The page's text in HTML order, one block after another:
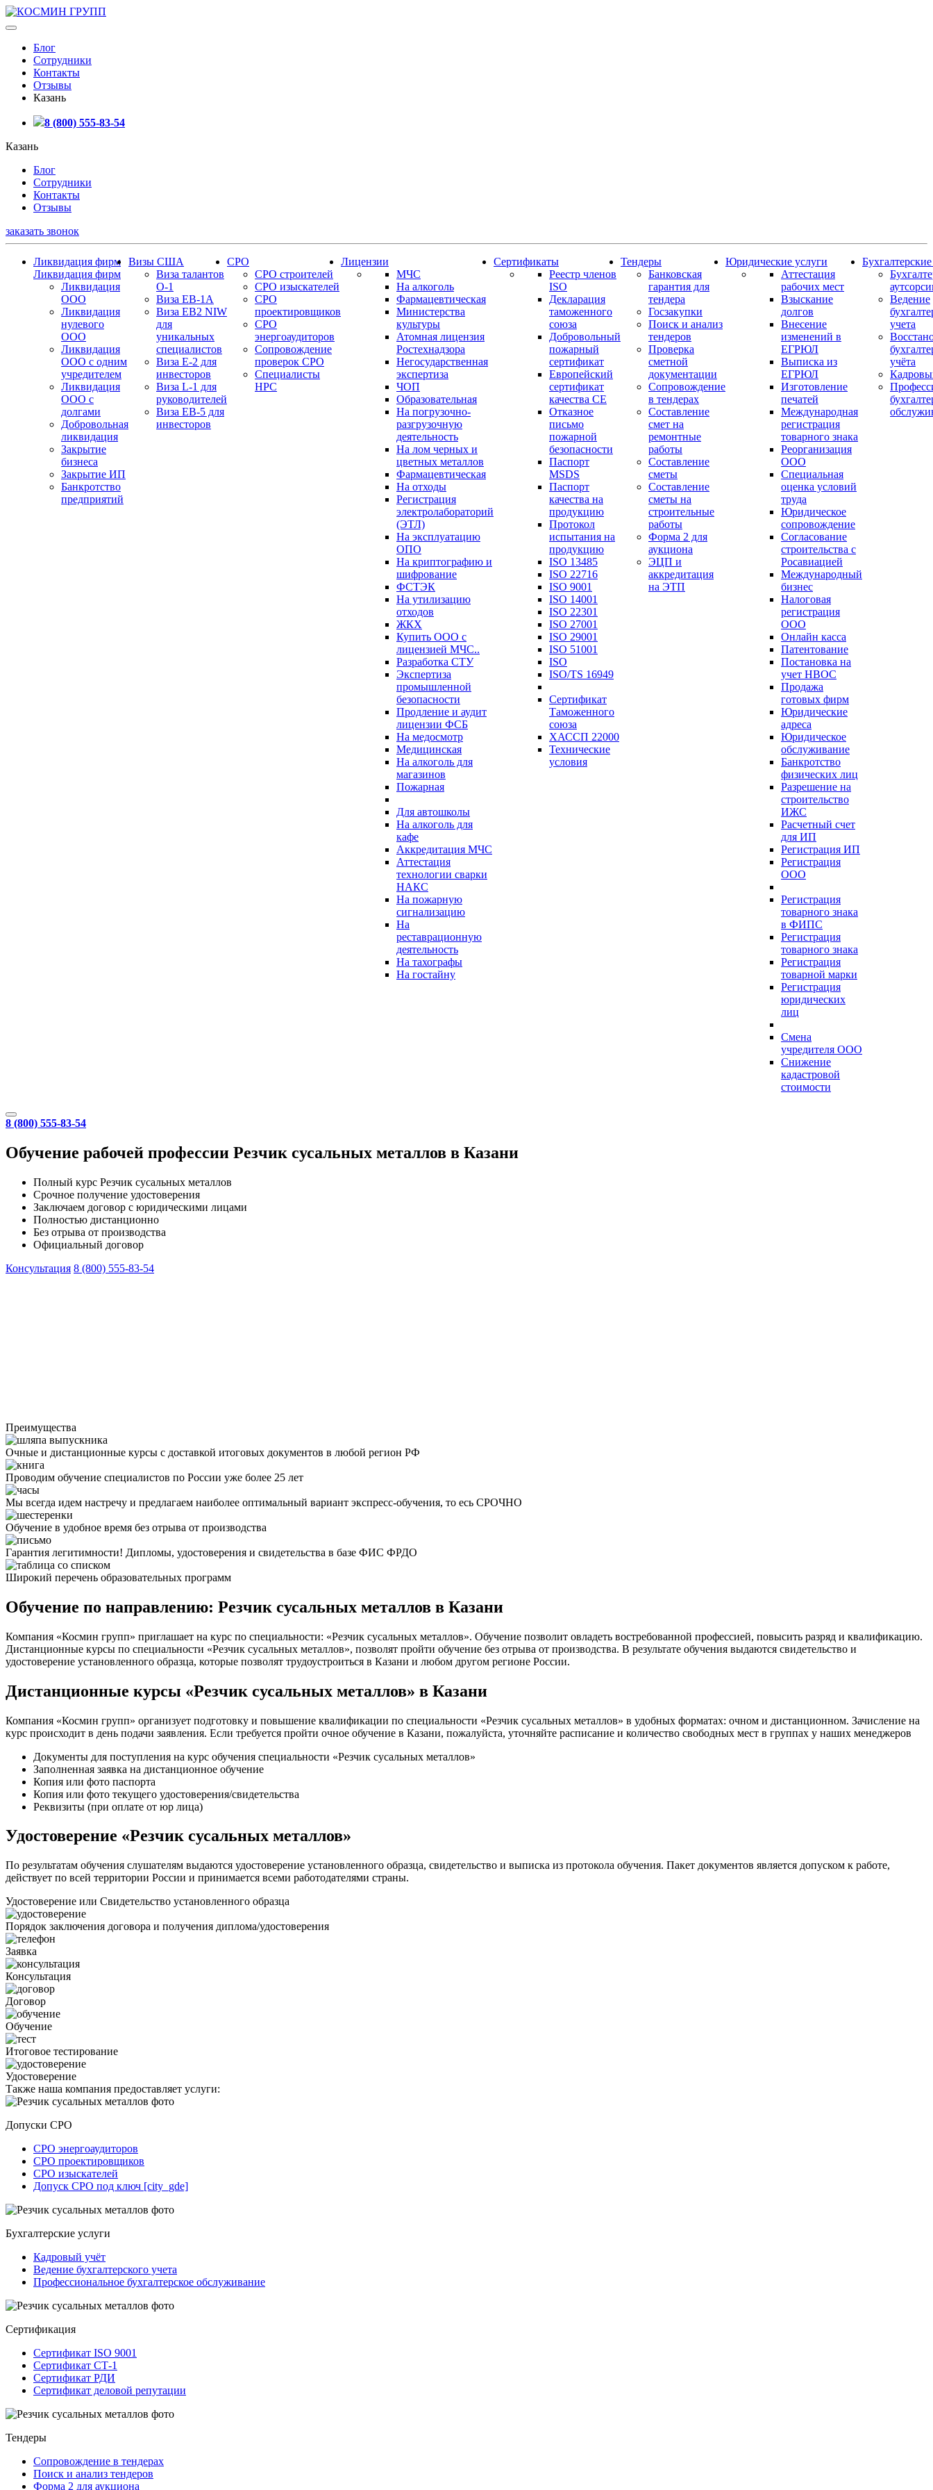
Блог
Сотрудники
Контакты
Отзывы
Казань
8 (800) 555-83-54
Казань
Блог
Сотрудники
Контакты
Отзывы
заказать звонок
Ликвидация фирм
Ликвидация фирм
Ликвидация
ООО
Ликвидация
нулевого
ООО
Ликвидация
ООО с одним
учредителем
Ликвидация
ООО с
долгами
Добровольная
ликвидация
Закрытие
бизнеса
Закрытие ИП
Банкротство
предприятий
Визы США
Виза талантов
О-1
Виза EB-1A
Виза EB2 NIW
для
уникальных
специалистов
Виза E-2 для
инвесторов
Виза L-1 для
руководителей
Виза EB-5 для
инвесторов
СРО
СРО строителей
СРО изыскателей
СРО
проектировщиков
СРО
энергоаудиторов
Сопровождение
проверок СРО
Специалисты
НРС
Лицензии
МЧС
На алкоголь
Фармацевтическая
Министерства
культуры
Атомная лицензия
Ростехнадзора
Негосударственная
экспертиза
ЧОП
Образовательная
На погрузочно-
разгрузочную
деятельность
На лом черных и
цветных металлов
Фармацевтическая
На отходы
Регистрация
электролабораторий
(ЭТЛ)
На эксплуатацию
ОПО
На криптографию и
шифрование
ФСТЭК
На утилизацию
отходов
ЖКХ
Купить ООО с
лицензией МЧС..
Разработка СТУ
Экспертиза
промышленной
безопасности
Продление и аудит
лицензии ФСБ
На медосмотр
Медицинская
На алкоголь для
магазинов
Пожарная
Для автошколы
На алкоголь для
кафе
Аккредитация МЧС
Аттестация
технологии сварки
НАКС
На пожарную
сигнализацию
На
реставрационную
деятельность
На тахографы
На гостайну
Сертификаты
Реестр членов
ISO
Декларация
таможенного
союза
Добровольный
пожарный
сертификат
Европейский
сертификат
качества СЕ
Отказное
письмо
пожарной
безопасности
Паспорт
МSDS
Паспорт
качества на
продукцию
Протокол
испытания на
продукцию
ISO 13485
ISO 22716
ISO 9001
ISO 14001
ISO 22301
ISO 27001
ISO 29001
ISO 51001
ISO
ISO/TS 16949
Сертификат
Таможенного
союза
ХАССП 22000
Технические
условия
Тендеры
Банковская
гарантия для
тендера
Госзакупки
Поиск и анализ
тендеров
Проверка
сметной
документации
Сопровождение
в тендерах
Составление
смет на
ремонтные
работы
Составление
сметы
Составление
сметы на
строительные
работы
Форма 2 для
аукциона
ЭЦП и
аккредитация
на ЭТП
Юридические услуги
Аттестация
рабочих мест
Взыскание
долгов
Внесение
изменений в
ЕГРЮЛ
Выписка из
ЕГРЮЛ
Изготовление
печатей
Международная
регистрация
товарного знака
Реорганизация
ООО
Специальная
оценка условий
труда
Юридическое
сопровождение
Согласование
строительства с
Росавиацией
Международный
бизнес
Налоговая
регистрация
ООО
Онлайн касса
Патентование
Постановка на
учет НВОС
Продажа
готовых фирм
Юридические
адреса
Юридическое
обслуживание
Банкротство
физических лиц
Разрешение на
строительство
ИЖС
Расчетный счет
для ИП
Регистрация ИП
Регистрация
ООО
Регистрация
товарного знака
в ФИПС
Регистрация
товарного знака
Регистрация
товарной марки
Регистрация
юридических
лиц
Смена
учредителя ООО
Снижение
кадастровой
стоимости
Ведение
учета
учёта
8 (800) 555-83-54
Обучение рабочей профессии Резчик сусальных металлов в Казани
Полный курс Резчик сусальных металлов
Срочное получение удостоверения
Заключаем договор с юридическими лицами
Полностью дистанционно
Без отрыва от производства
Официальный договор
Консультация 8 (800) 555-83-54
Преимущества
Очные и дистанционные курсы с доставкой итоговых документов в любой регион РФ
Проводим обучение специалистов по России уже более 25 лет
Мы всегда идем настречу и предлагаем наиболее оптимальный вариант экспресс-обучения, то есь СРОЧНО
Обучение в удобное время без отрыва от производства
Гарантия легитимности! Дипломы, удостоверения и свидетельства в базе ФИС ФРДО
Широкий перечень образовательных программ
Обучение по направлению: Резчик сусальных металлов в Казани
Компания «Космин групп» приглашает на курс по специальности: «Резчик сусальных металлов». Обучение позволит овладеть востребованной профессией, повысить разряд и квалификацию.
Дистанционные курсы по специальности «Резчик сусальных металлов», позволят пройти обучение без отрыва от производства. В результате обучения выдаются свидетельство и
удостоверение установленного образца, которые позволят трудоустроиться в Казани и любом другом регионе России.
Дистанционные курсы «Резчик сусальных металлов» в Казани
Компания «Космин групп» организует подготовку и повышение квалификации по специальности «Резчик сусальных металлов» в удобных форматах: очном и дистанционном. Зачисление на
курс происходит в день подачи заявления. Если требуется пройти очное обучение в Казани, пожалуйста, уточняйте расписание и количество свободных мест в группах у наших менеджеров
Документы для поступления на курс обучения специальности «Резчик сусальных металлов»
Заполненная заявка на дистанционное обучение
Копия или фото паспорта
Копия или фото текущего удостоверения/свидетельства
Реквизиты (при оплате от юр лица)
Удостоверение «Резчик сусальных металлов»
По результатам обучения слушателям выдаются удостоверение установленного образца, свидетельство и выписка из протокола обучения. Пакет документов является допуском к работе,
действует по всей территории России и принимается всеми работодателями страны.
Удостоверение или Свидетельство установленного образца
Порядок заключения договора и получения диплома/удостоверения
Заявка
Консультация
Договор
Обучение
Итоговое тестирование
Удостоверение
Также наша компания предоставляет услуги:
Допуски СРО
СРО энергоаудиторов
СРО проектировщиков
СРО изыскателей
Допуск СРО под ключ [city_gde]
Бухгалтерские услуги
Кадровый учёт
Ведение бухгалтерского учета
Профессиональное бухгалтерское обслуживание
Сертификация
Сертификат ISO 9001
Сертификат СТ-1
Сертификат РДИ
Сертификат деловой репутации
Тендеры
Сопровождение в тендерах
Поиск и анализ тендеров
Форма 2 для аукциона